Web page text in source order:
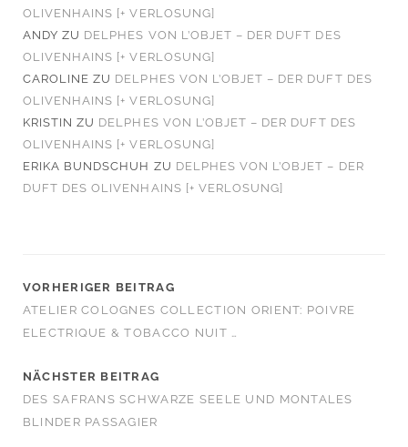
OLIVENHAINS [+ VERLOSUNG]
ANDY ZU DELPHES VON L’OBJET – DER DUFT DES
OLIVENHAINS [+ VERLOSUNG]
CAROLINE ZU DELPHES VON L’OBJET – DER DUFT DES
OLIVENHAINS [+ VERLOSUNG]
KRISTIN ZU DELPHES VON L’OBJET – DER DUFT DES
OLIVENHAINS [+ VERLOSUNG]
ERIKA BUNDSCHUH ZU DELPHES VON L’OBJET – DER
DUFT DES OLIVENHAINS [+ VERLOSUNG]
VORHERIGER BEITRAG
ATELIER COLOGNES COLLECTION ORIENT: POIVRE
ELECTRIQUE & TOBACCO NUIT …
NÄCHSTER BEITRAG
DES SAFRANS SCHWARZE SEELE UND MONTALES
BLINDER PASSAGIER